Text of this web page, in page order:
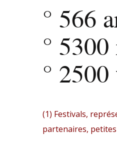
° 566
°
°
(1) Festivals,
partenaires,